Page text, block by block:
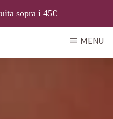
sopra i 45€
MENU